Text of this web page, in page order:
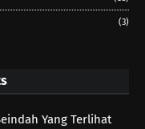
(3)
Yang Terlihat